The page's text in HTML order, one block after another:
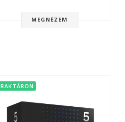
MEGNÉZEM
RAKTÁRON